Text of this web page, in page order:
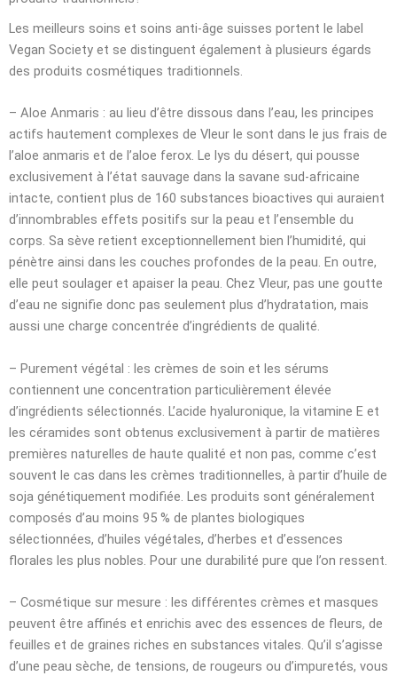
Les meilleurs soins et soins anti-âge suisses portent le label
Vegan Society et se distinguent également à plusieurs égards
des produits cosmétiques traditionnels.
– Aloe Anmaris : au lieu d’être dissous dans l’eau, les principes
actifs hautement complexes de Vleur le sont dans le jus frais de
l’aloe anmaris et de l’aloe ferox. Le lys du désert, qui pousse
exclusivement à l’état sauvage dans la savane sud-africaine
intacte, contient plus de 160 substances bioactives qui auraient
d’innombrables effets positifs sur la peau et l’ensemble du
corps. Sa sève retient exceptionnellement bien l’humidité, qui
pénètre ainsi dans les couches profondes de la peau. En outre,
elle peut soulager et apaiser la peau. Chez Vleur, pas une goutte
d’eau ne signifie donc pas seulement plus d’hydratation, mais
aussi une charge concentrée d’ingrédients de qualité.
– Purement végétal : les crèmes de soin et les sérums
contiennent une concentration particulièrement élevée
d’ingrédients sélectionnés. L’acide hyaluronique, la vitamine E et
les céramides sont obtenus exclusivement à partir de matières
premières naturelles de haute qualité et non pas, comme c’est
souvent le cas dans les crèmes traditionnelles, à partir d’huile de
soja génétiquement modifiée. Les produits sont généralement
composés d’au moins 95 % de plantes biologiques
sélectionnées, d’huiles végétales, d’herbes et d’essences
florales les plus nobles. Pour une durabilité pure que l’on ressent.
– Cosmétique sur mesure : les différentes crèmes et masques
peuvent être affinés et enrichis avec des essences de fleurs, de
feuilles et de graines riches en substances vitales. Qu’il s’agisse
d’une peau sèche, de tensions, de rougeurs ou d’impuretés, vous